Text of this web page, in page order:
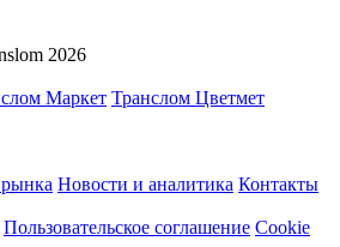
2026
Маркет Транслом Цветмет
Новости и аналитика Контакты
Пользовательское соглашение Cookie